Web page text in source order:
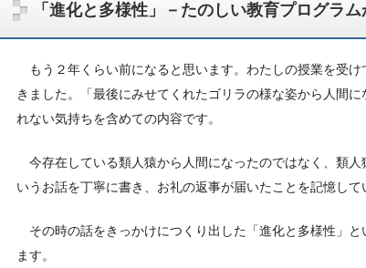
「進化と多様性」－たのしい教育プログラム
もう２年くらい前になると思います。わたしの授業を受
きました。「最後にみせてくれたゴリラの様な姿から人間
れない気持ちを含めての内容です。
今存在している類人猿から人間になったのではなく、類
いうお話を丁寧に書き、お礼の返事が届いたことを記憶して
その時の話をきっかけにつくり出した「進化と多様性」
ます。